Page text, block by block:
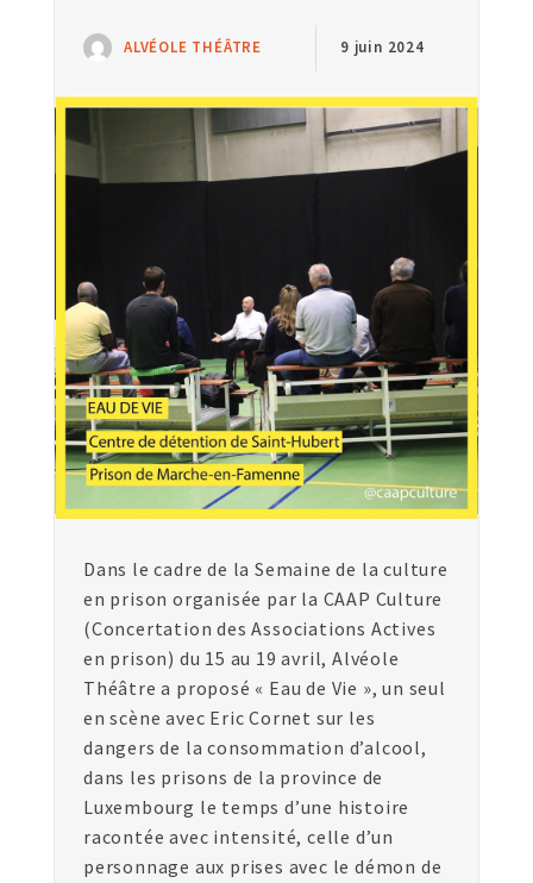
ALVÉOLE THÉÂTRE 9 juin 2024
Dans le cadre de la Semaine de la culture
en prison organisée par la CAAP Culture
(Concertation des Associations Actives
en prison) du 15 au 19 avril, Alvéole
Théâtre a proposé « Eau de Vie », un seul
en scène avec Eric Cornet sur les
dangers de la consommation d’alcool,
dans les prisons de la province de
Luxembourg le temps d’une histoire
racontée avec intensité, celle d’un
personnage aux prises avec le démon de